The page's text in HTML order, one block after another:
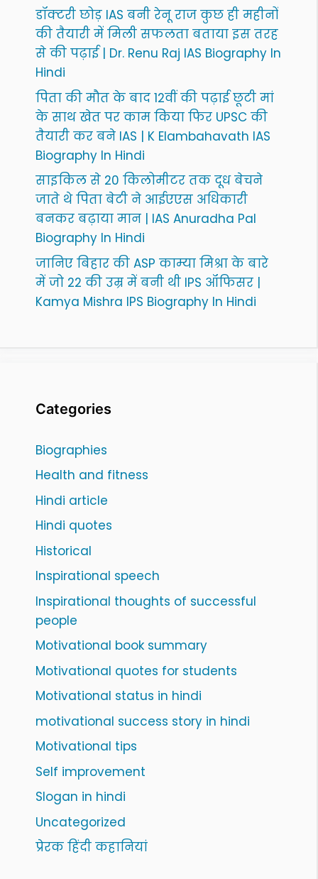
डॉक्टरी छोड़ IAS बनी रेनू राज कुछ ही महीनों
की तैयारी में मिली सफलता बताया इस तरह
से की पढ़ाई | Dr. Renu Raj IAS Biography In
Hindi
पिता की मौत के बाद 12वीं की पढ़ाई छूटी मां
के साथ खेत पर काम किया फिर UPSC की
तैयारी कर बने IAS | K Elambahavath IAS
Biography In Hindi
साइकिल से 20 किलोमीटर तक दूध बेचने
जाते थे पिता बेटी ने आईएएस अधिकारी
बनकर बढ़ाया मान | IAS Anuradha Pal
Biography In Hindi
जानिए बिहार की ASP काम्या मिश्रा के बारे
में जो 22 की उम्र में बनी थी IPS ऑफिसर |
Kamya Mishra IPS Biography In Hindi
Categories
Biographies
Health and fitness
Hindi article
Hindi quotes
Historical
Inspirational speech
Inspirational thoughts of successful
people
Motivational book summary
Motivational quotes for students
Motivational status in hindi
motivational success story in hindi
Motivational tips
Self improvement
Slogan in hindi
Uncategorized
प्रेरक हिंदी कहानियां